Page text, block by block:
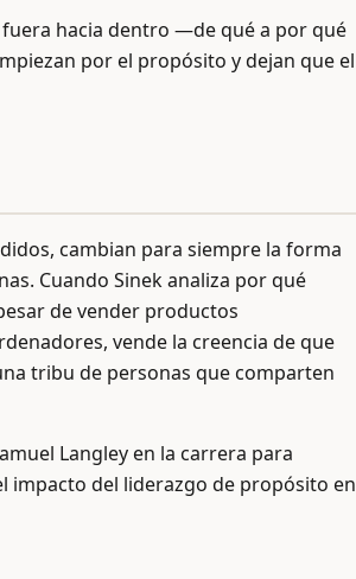
fuera hacia dentro —de qué a por qué
por el propósito y dejan que el
cambian para siempre la forma
Cuando Sinek analiza por qué
de vender productos
vende la creencia de que
tribu de personas que comparten
Langley en la carrera para
impacto del liderazgo de propósito en